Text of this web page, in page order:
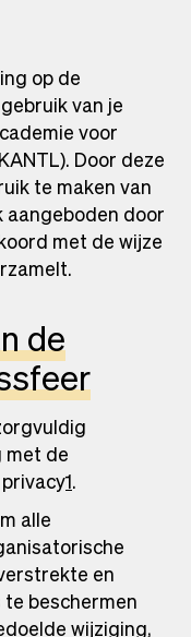
op de
van je
voor
Door deze
te maken van
door
met de wijze
de
met de
1.
alle
en
beschermen
wijziging,